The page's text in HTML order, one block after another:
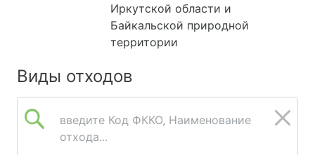
Иркутской области и
Байкальской природной
территории
Виды отходов
введите Код ФККО, Наименование
отхода...